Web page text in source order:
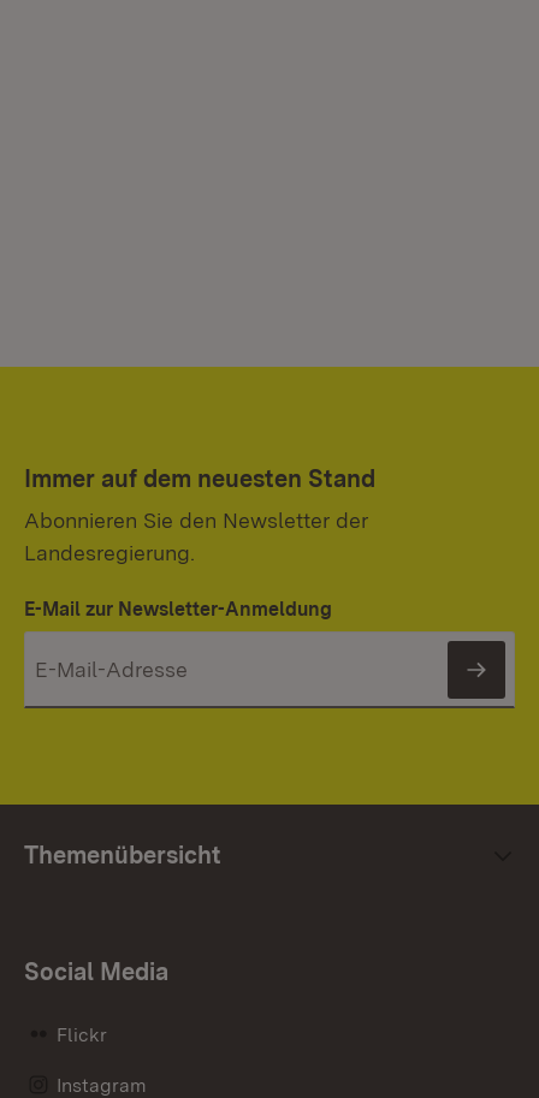
Immer auf dem neuesten Stand
Abonnieren Sie den Newsletter der
Landesregierung.
E-Mail zur Newsletter-Anmeldung
Themenübersicht
Social Media
Flickr
Instagram